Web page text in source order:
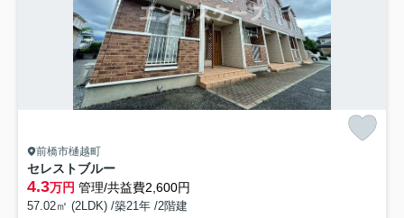
前橋市樋越町
セレストブルー
4.3万円 管理/共益費2,600円
57.02㎡ (2LDK) /築21年 /2階建